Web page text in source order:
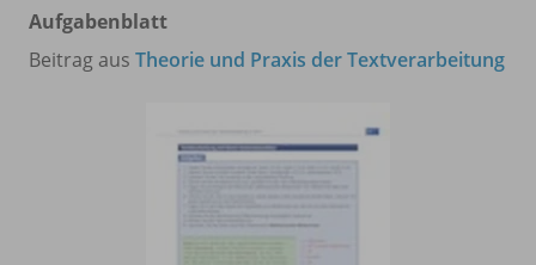
Aufgabenblatt
Beitrag aus Theorie und Praxis der Textverarbeitung